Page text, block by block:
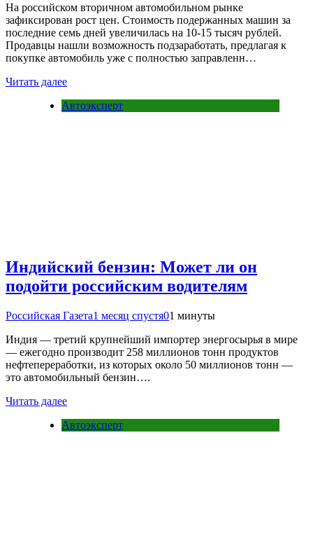
На российском вторичном автомобильном рынке
зафиксирован рост цен. Стоимость подержанных машин за
последние семь дней увеличилась на 10-15 тысяч рублей.
Продавцы нашли возможность подзаработать, предлагая к
покупке автомобиль уже с полностью заправленн…
Читать далее
Автоэксперт
Индийский бензин: Может ли он
подойти российским водителям
Российская Газета1 месяц спустя01 минуты
Индия — третий крупнейший импортер энергосырья в мире
— ежегодно производит 258 миллионов тонн продуктов
нефтепереработки, из которых около 50 миллионов тонн —
это автомобильный бензин….
Читать далее
Автоэксперт